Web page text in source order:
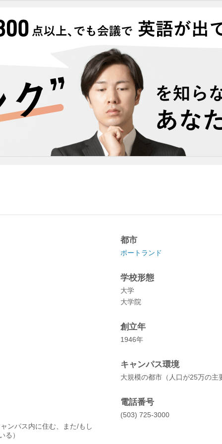
都市
ポートランド
学校形態
大学
大学院
創立年
1946年
キャンパス環境
大規模の都市（人口が25万の主
ンパス内に住む、また/もし
る）
電話番号
(503) 725-3000